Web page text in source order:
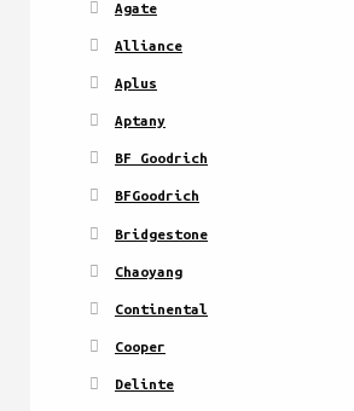
Agate
Alliance
Aplus
Aptany
BF Goodrich
BFGoodrich
Bridgestone
Chaoyang
Continental
Cooper
Delinte